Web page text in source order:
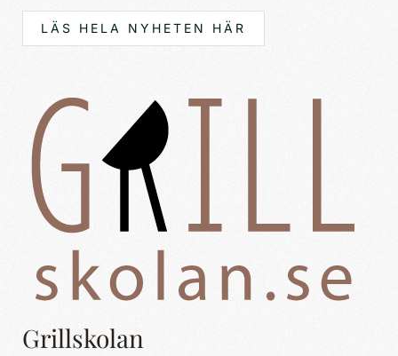
LÄS HELA NYHETEN HÄR
Grillskolan